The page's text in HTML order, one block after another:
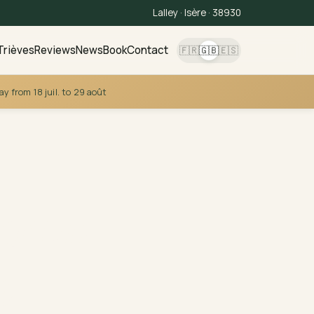
Lalley · Isère · 38930
ReviewsNewsBookContact 🇫🇷🇬🇧🇪🇸
from 18 juil. to 29 août